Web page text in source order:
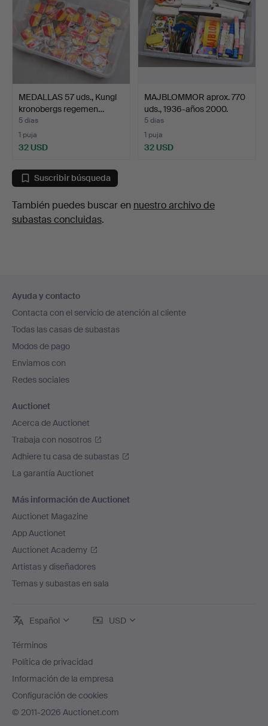
MEDALLAS 57 uds., Kungl
kronobergs regemen…
5 días
1 puja
32 USD
MAJBLOMMOR aprox. 770
uds., 1936-años 2000.
5 días
1 puja
32 USD
Suscribir búsqueda
También puedes buscar en nuestro archivo de
subastas concluidas.
en
el
pie
de
página
Ayuda y contacto
Contacta con el servicio de atención al cliente
Todas las casas de subastas
Modos de pago
Enviamos con
Redes sociales
Auctionet
Acerca de Auctionet
Trabaja con nosotros
Adhiere tu casa de subastas
La garantía Auctionet
Más información de Auctionet
Auctionet Magazine
App Auctionet
Auctionet Academy
Artistas y diseñadores
Temas y subastas en sala
Español USD
Términos
Política de privacidad
Información de la empresa
Configuración de cookies
© 2011-2026 Auctionet.com